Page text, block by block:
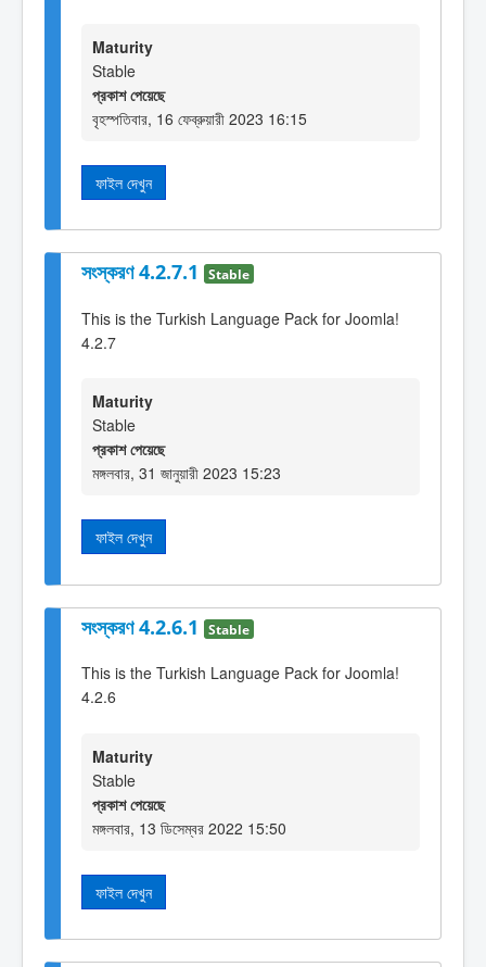
Maturity
Stable
প্রকাশ পেয়েছে
বৃহস্পতিবার, 16 ফেব্রুয়ারী 2023 16:15
ফাইল দেখুন
সংস্করণ 4.2.7.1 Stable
This is the Turkish Language Pack for Joomla!
4.2.7
Maturity
Stable
প্রকাশ পেয়েছে
মঙ্গলবার, 31 জানুয়ারী 2023 15:23
ফাইল দেখুন
সংস্করণ 4.2.6.1 Stable
This is the Turkish Language Pack for Joomla!
4.2.6
Maturity
Stable
প্রকাশ পেয়েছে
মঙ্গলবার, 13 ডিসেম্বর 2022 15:50
ফাইল দেখুন